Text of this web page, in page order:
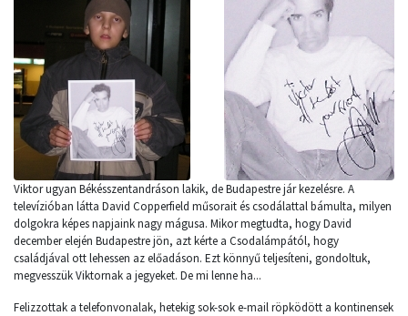
Viktor ugyan Békésszentandráson lakik, de Budapestre jár kezelésre. A
televízióban látta David Copperfield műsorait és csodálattal bámulta, milyen
dolgokra képes napjaink nagy mágusa. Mikor megtudta, hogy David
december elején Budapestre jön, azt kérte a Csodalámpától, hogy
családjával ott lehessen az előadáson. Ezt könnyű teljesíteni, gondoltuk,
megvesszük Viktornak a jegyeket. De mi lenne ha...
Felizzottak a telefonvonalak, hetekig sok-sok e-mail röpködött a kontinensek